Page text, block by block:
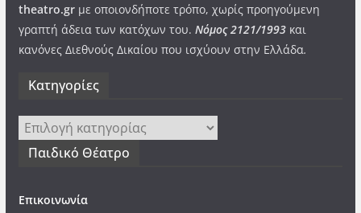
theatro.grμε οποιονδήποτε τρόπο, χωρίς προηγούμενη
γραπτή άδεια των κατόχων του. Νόμος 2121/1993και
κανόνες Διεθνούς Δικαίου που ισχύουν στην Ελλάδα.
Kατηγορίες
Kατηγορίες
Παιδικό Θέατρο
Επικοινωνία